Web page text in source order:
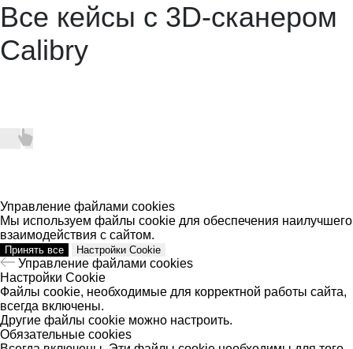
Все кейсы с 3D-сканером
Calibry
Управление файлами cookies
Мы используем файлы cookie для обеспечения наилучшего
взаимодействия с сайтом.
Принять все Настройки Cookie
Управление файлами cookies
Настройки Cookie
Файлы cookie, необходимые для корректной работы сайта,
всегда включены.
Другие файлы cookie можно настроить.
Обязательные cookies